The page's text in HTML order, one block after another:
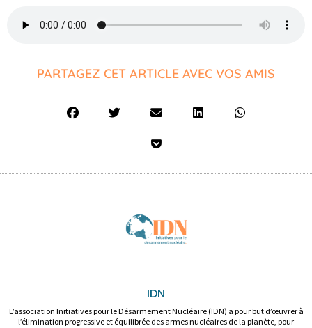
PARTAGEZ CET ARTICLE AVEC VOS AMIS
IDN
L’association Initiatives pour le Désarmement Nucléaire (IDN) a pour but d’œuvrer à
l’élimination progressive et équilibrée des armes nucléaires de la planète, pour